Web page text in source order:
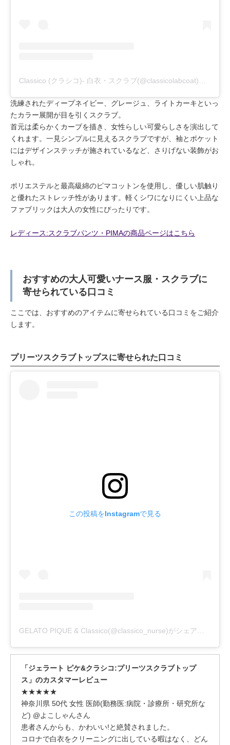
洗練されたディープネイビー、グレージュ、ライトカーキといっ
たカラー展開が目を引くスクラブ。
首元は柔らかくカーブを描き、女性らしい可愛らしさを演出して
くれます。一見シンプルに見えるスクラブですが、袖とポケット
にはデザインステッチが施されているなど、さりげない装飾がお
しゃれ。
ポリエステルと最高級綿のピマコットンを使用し、優しい肌触り
と優れたストレッチ性があります。軽くシワになりにくい上品な
ファブリックは大人の女性にぴったりです。
レディース:スクラブパンツ・PIMAの商品ページはこちら
おすすめの大人可愛いナース服・スクラブに
寄せられている口コミ
ここでは、おすすめのアイテムに寄せられている口コミをご紹介
します。
プリーツスクラブトップスに寄せられた口コミ
この投稿をInstagramで見る
「ジェラート ピケ&クラシコ:プリーツスクラブトップ
ス」のカスタマーレビュー
★★★★★
神奈川県 50代 女性 医師(勤務医:病院・診療所・研究所な
ど) @よこしゃんさん
患者さんからも、かわいい!と絶賛されました。
コロナで白衣をクリーニングに出している暇はなく、どん